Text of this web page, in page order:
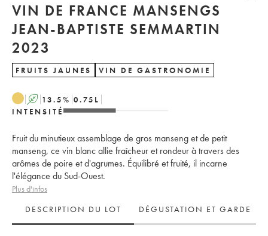
VIN DE FRANCE MANSENGS
JEAN-BAPTISTE SEMMARTIN
2023
FRUITS JAUNES VIN DE GASTRONOMIE
A 13.5% 0.75 L
INTENSITÉ
Fruit du minutieux assemblage de gros manseng et de petit
manseng, ce vin blanc allie fraîcheur et rondeur à travers des
arômes de poire et d'agrumes. Équilibré et fruité, il incarne
l'élégance du Sud-Ouest.
Plus d'infos
DESCRIPTION DU LOT
DÉGUSTATION ET GARDE